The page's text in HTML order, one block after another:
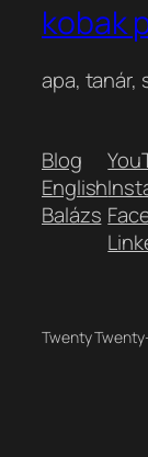
kobak
apa, tanár,
Blog
English
Balázs
Twenty